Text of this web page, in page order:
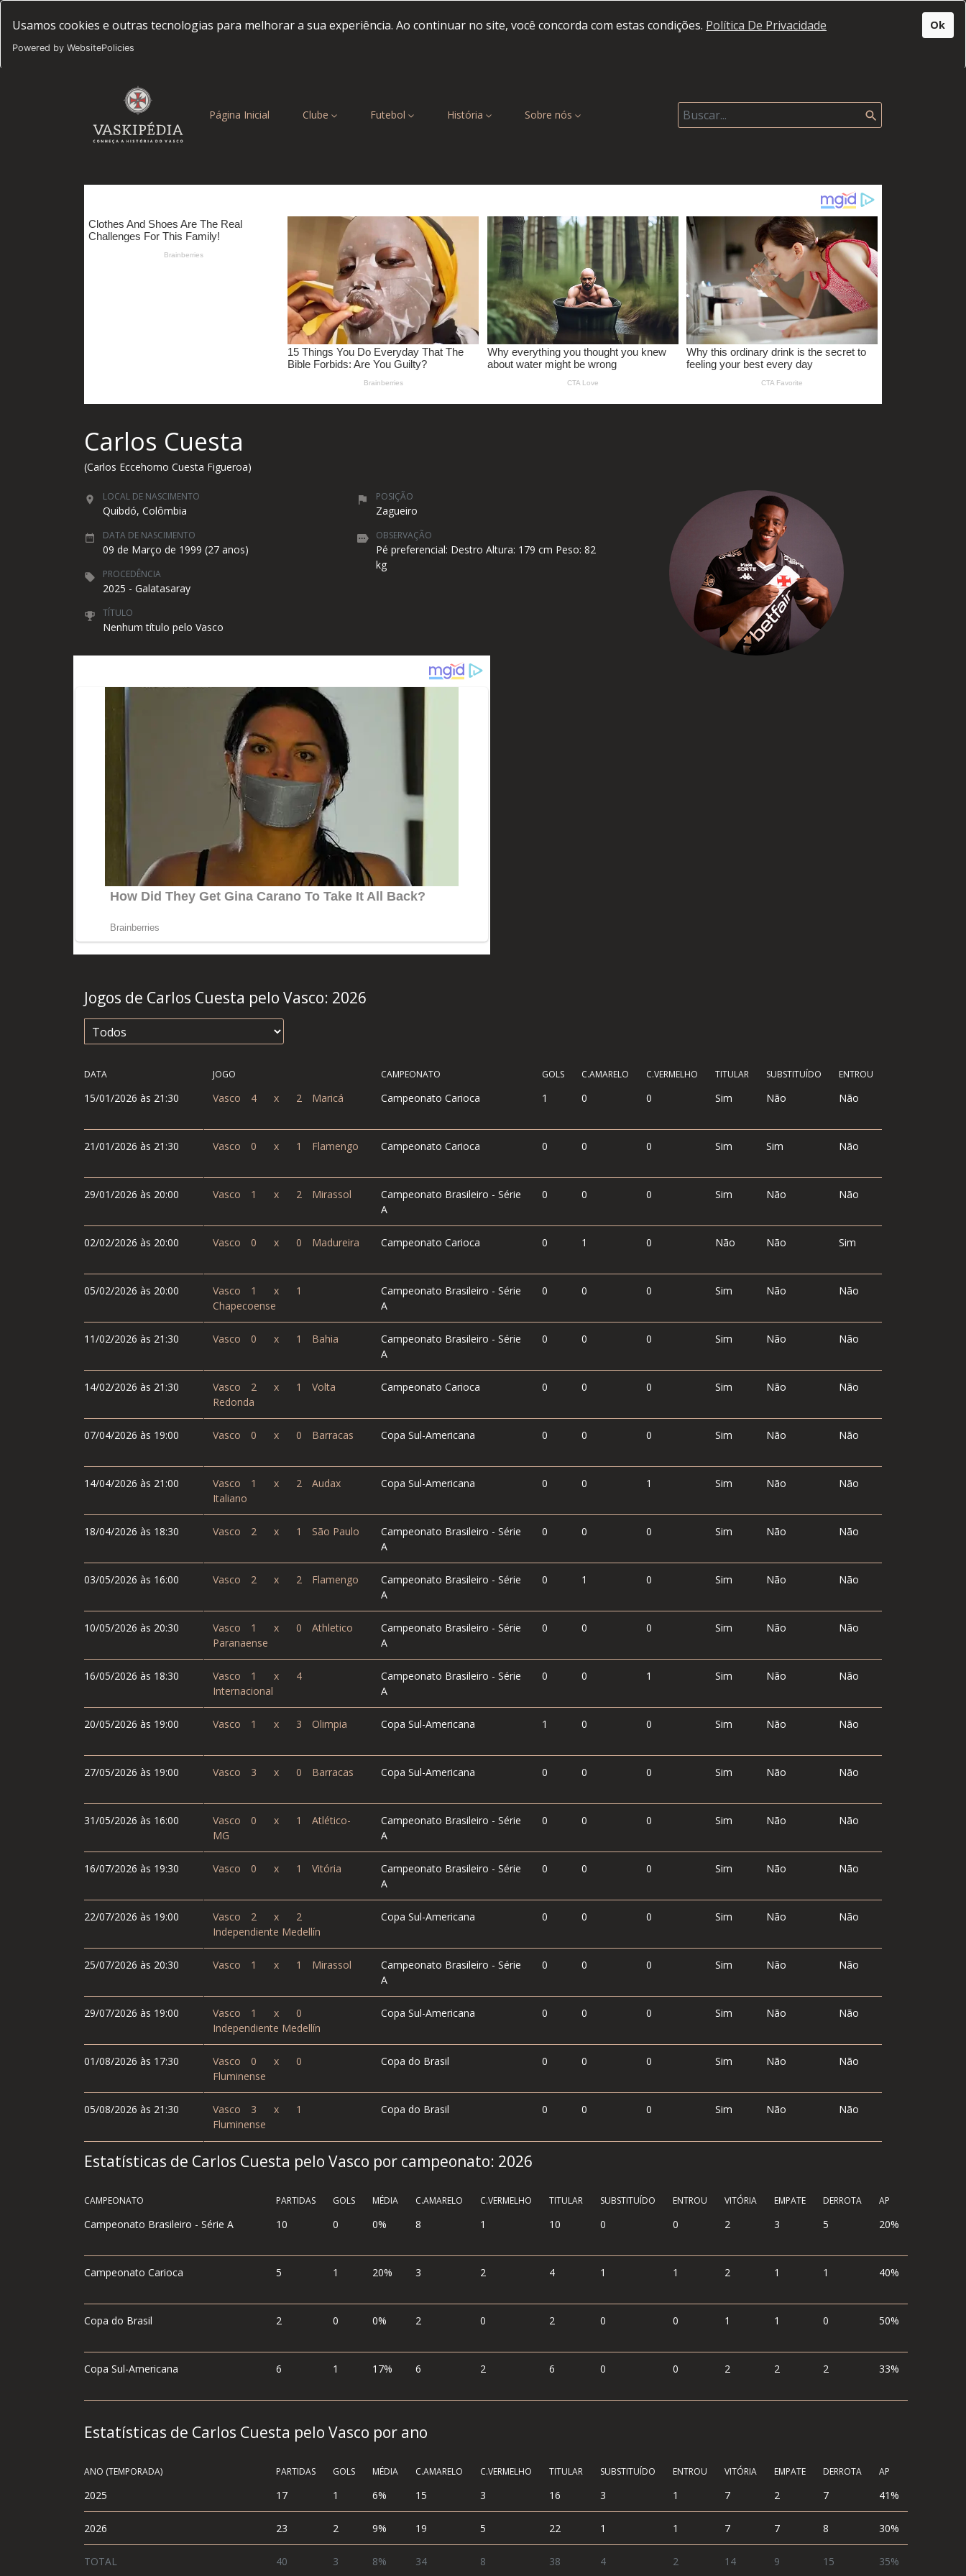
Usamos cookies e outras tecnologias para melhorar a sua experiência. Ao continuar no site, você concorda com estas condições. Política De Privacidade Ok
Powered by WebsitePolicies
Página Inicial (current)Clube Futebol História Sobre nós
Carlos Cuesta
(Carlos Eccehomo Cuesta Figueroa)
LOCAL DE NASCIMENTO
Quibdó, Colômbia
DATA DE NASCIMENTO
09 de Março de 1999 (27 anos)
PROCEDÊNCIA
2025 - Galatasaray
TÍTULO
Nenhum título pelo Vasco
POSIÇÃO
Zagueiro
OBSERVAÇÃO
Pé preferencial: Destro Altura: 179 cm Peso: 82
kg
Jogos de Carlos Cuesta pelo Vasco: 2026
DATA
15/01/2026 às 21:30
21/01/2026 às 21:30
29/01/2026 às 20:00
02/02/2026 às 20:00
05/02/2026 às 20:00
11/02/2026 às 21:30
14/02/2026 às 21:30
07/04/2026 às 19:00
14/04/2026 às 21:00
18/04/2026 às 18:30
03/05/2026 às 16:00
10/05/2026 às 20:30
16/05/2026 às 18:30
20/05/2026 às 19:00
27/05/2026 às 19:00
31/05/2026 às 16:00
16/07/2026 às 19:30
22/07/2026 às 19:00
25/07/2026 às 20:30
29/07/2026 às 19:00
01/08/2026 às 17:30
05/08/2026 às 21:30
JOGO CAMPEONATO GOLS C.AMARELO C.VERMELHO TITULAR SUBSTITUÍDO ENTROU
Vasco 4 x 2 Maricá Campeonato Carioca 1 0 0 Sim Não Não
Vasco 0 x 1 Flamengo Campeonato Carioca 0 0 0 Sim Sim Não
Vasco 1 x 2 Mirassol
Campeonato Brasileiro - Série
A
0 0 0 Sim Não Não
Vasco 0 x 0 Madureira Campeonato Carioca 0 1 0 Não Não Sim
Vasco 1 x
1
Chapecoense
Campeonato Brasileiro - Série
A
0 0 0 Sim Não Não
Vasco 0 x 1 Bahia
Campeonato Brasileiro - Série
A
0 0 0 Sim Não Não
Vasco 2 x 1
Volta
Redonda
Campeonato Carioca 0 0 0 Sim Não Não
Vasco 0 x 0 Barracas Copa Sul-Americana 0 0 0 Sim Não Não
Vasco 1 x 2
Audax
Italiano
Copa Sul-Americana 0 0 1 Sim Não Não
Vasco 2 x 1 São Paulo
Campeonato Brasileiro - Série
A
0 0 0 Sim Não Não
Vasco 2 x 2 Flamengo
Campeonato Brasileiro - Série
A
0 1 0 Sim Não Não
Vasco 1 x 0
Athletico
Paranaense
Campeonato Brasileiro - Série
A
0 0 0 Sim Não Não
Vasco 1 x
4
Internacional
Campeonato Brasileiro - Série
A
0 0 1 Sim Não Não
Vasco 1 x 3 Olimpia Copa Sul-Americana 1 0 0 Sim Não Não
Vasco 3 x 0 Barracas Copa Sul-Americana 0 0 0 Sim Não Não
Vasco 0 x 1
Atlético-
MG
Campeonato Brasileiro - Série
A
0 0 0 Sim Não Não
Vasco 0 x 1 Vitória
Campeonato Brasileiro - Série
A
0 0 0 Sim Não Não
Vasco 2 x
2
Independiente Medellín
Copa Sul-Americana 0 0 0 Sim Não Não
Vasco 1 x 1 Mirassol
Campeonato Brasileiro - Série
A
0 0 0 Sim Não Não
Vasco 1 x
0
Independiente Medellín
Copa Sul-Americana 0 0 0 Sim Não Não
Vasco 0 x
0
Fluminense
Copa do Brasil 0 0 0 Sim Não Não
Vasco 3 x
1
Fluminense
Copa do Brasil 0 0 0 Sim Não Não
Estatísticas de Carlos Cuesta pelo Vasco por campeonato: 2026
CAMPEONATO
Campeonato Brasileiro - Série A
Campeonato Carioca
Copa do Brasil
Copa Sul-Americana
PARTIDAS GOLS MÉDIA C.AMARELO C.VERMELHO TITULAR SUBSTITUÍDO ENTROU VITÓRIA EMPATE DERROTA AP
10 0 0% 8 1 10 0 0 2 3 5 20%
5 1 20% 3 2 4 1 1 2 1 1 40%
2 0 0% 2 0 2 0 0 1 1 0 50%
6 1 17% 6 2 6 0 0 2 2 2 33%
Estatísticas de Carlos Cuesta pelo Vasco por ano
ANO (TEMPORADA)
2025
2026
TOTAL
PARTIDAS GOLS MÉDIA C.AMARELO C.VERMELHO TITULAR SUBSTITUÍDO ENTROU VITÓRIA EMPATE DERROTA AP
17 1 6% 15 3 16 3 1 7 2 7 41%
23 2 9% 19 5 22 1 1 7 7 8 30%
40 3 8% 34 8 38 4 2 14 9 15 35%